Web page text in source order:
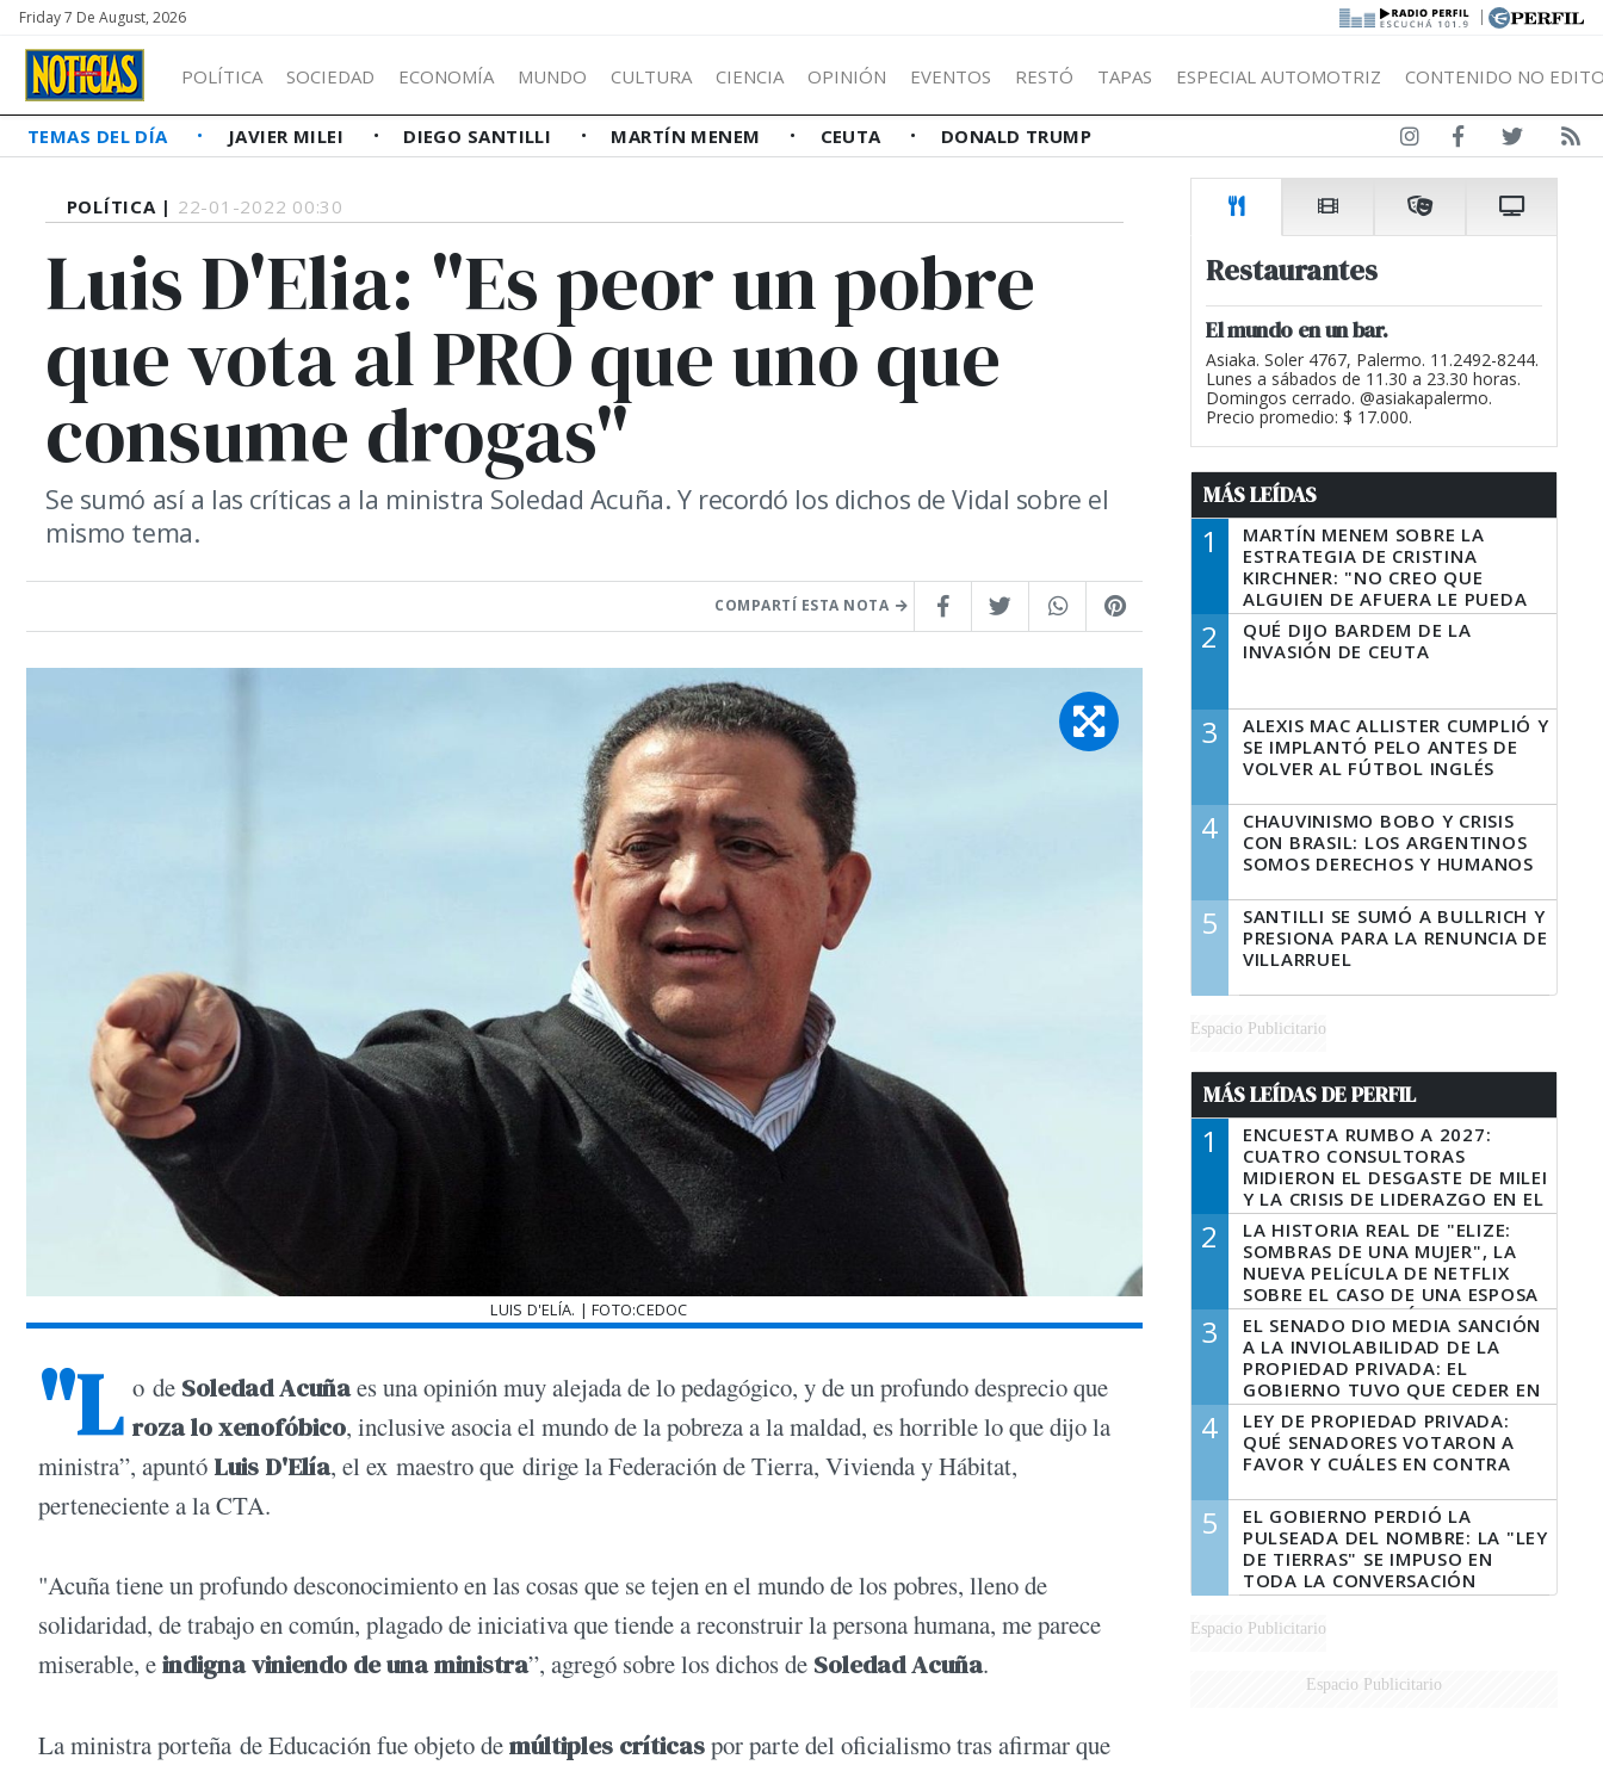
Friday 7 De August, 2026 |
POLÍTICA SOCIEDAD ECONOMÍA MUNDO CULTURA CIENCIA OPINIÓN EVENTOS RESTÓ TAPAS ESPECIAL AUTOMOTRIZ CONTENIDO NO
TEMAS DEL DÍA JAVIER MILEI DIEGO SANTILLI MARTÍN MENEM CEUTA DONALD TRUMP
POLÍTICA | 22-01-2022 00:30
Luis D'Elia: "Es peor un pobre
que vota al PRO que uno que
consume drogas"
Se sumó así a las críticas a la ministra Soledad Acuña. Y recordó los dichos de Vidal sobre el
mismo tema.
COMPARTÍ ESTA NOTA
LUIS D'ELÍA. | FOTO:CEDOC
"L o de Soledad Acuñaes una opinión muy alejada de lo pedagógico, y de un profundo desprecio que
roza lo xenofóbico, inclusive asocia el mundo de la pobreza a la maldad, es horrible lo que dijo la
ministra”, apuntó Luis D'Elía,​ el ex maestro que dirige la Federación de Tierra, Vivienda y Hábitat,
perteneciente a la CTA.
"Acuña tiene un profundo desconocimiento en las cosas que se tejen en el mundo de los pobres, lleno de
solidaridad, de trabajo en común, plagado de iniciativa que tiende a reconstruir la persona humana, me parece
miserable, eindigna viniendo de una ministra”, agregó sobre los dichos de Soledad Acuña.
La ministra porteña de Educación fue objeto demúltiples críticaspor parte del oficialismo tras afirmar que
Restaurantes
El mundo en un bar.
Asiaka. Soler 4767, Palermo. 11.2492-8244.
Lunes a sábados de 11.30 a 23.30 horas.
Domingos cerrado. @asiakapalermo.
Precio promedio: $ 17.000.
MÁS LEÍDAS
1
MARTÍN MENEM SOBRE LA
ESTRATEGIA DE CRISTINA
KIRCHNER: "NO CREO QUE
ALGUIEN DE AFUERA LE PUEDA
DECIR A LA JUSTICIA LO QUE
TIENE QUE HACER"
2
QUÉ DIJO BARDEM DE LA
INVASIÓN DE CEUTA
3
ALEXIS MAC ALLISTER CUMPLIÓ Y
SE IMPLANTÓ PELO ANTES DE
VOLVER AL FÚTBOL INGLÉS
4
CHAUVINISMO BOBO Y CRISIS
CON BRASIL: LOS ARGENTINOS
SOMOS DERECHOS Y HUMANOS
5
SANTILLI SE SUMÓ A BULLRICH Y
PRESIONA PARA LA RENUNCIA DE
VILLARRUEL
Espacio Publicitario
MÁS LEÍDAS DE PERFIL
1
ENCUESTA RUMBO A 2027:
CUATRO CONSULTORAS
MIDIERON EL DESGASTE DE MILEI
Y LA CRISIS DE LIDERAZGO EN EL
PERONISMO
2
LA HISTORIA REAL DE "ELIZE:
SOMBRAS DE UNA MUJER", LA
NUEVA PELÍCULA DE NETFLIX
SOBRE EL CASO DE UNA ESPOSA
QUE DESCUARTIZÓ A SU
MARIDO
3
EL SENADO DIO MEDIA SANCIÓN
A LA INVIOLABILIDAD DE LA
PROPIEDAD PRIVADA: EL
GOBIERNO TUVO QUE CEDER EN
LA LEY DEL MANEJO DEL FUEGO
4
LEY DE PROPIEDAD PRIVADA:
QUÉ SENADORES VOTARON A
FAVOR Y CUÁLES EN CONTRA
5
EL GOBIERNO PERDIÓ LA
PULSEADA DEL NOMBRE: LA "LEY
DE TIERRAS" SE IMPUSO EN
TODA LA CONVERSACIÓN
DIGITAL
Espacio Publicitario
Espacio Publicitario